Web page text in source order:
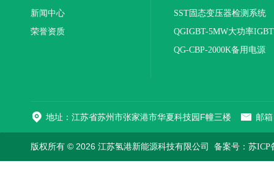
新闻中心
荣誉资质
体化测试平台
SST固态变压器检测系统
QGIGBT-5MW大功率
电源
QG-CBP-2000K备用电源
地址：江苏省苏州市张家港市华夏科技园F幢三楼 邮
版权所有 © 2026 江苏氢港新能源科技有限公司 备案号：苏ICP